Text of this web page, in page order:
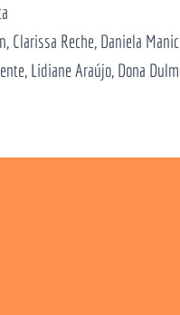
Reche, Daniela
Lidiane Araújo, Dona